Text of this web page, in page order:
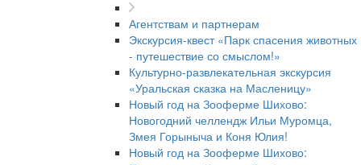
Агентствам и партнерам
Экскурсия-квест «Парк спасения животных
- путешествие со смыслом!»
Культурно-развлекательная экскурсия
«Уральская сказка на Масленицу»
Новый год на Зооферме Шихово:
Новогодний челлендж Ильи Муромца,
Змея Горыныча и Коня Юлия!
Новый год на Зооферме Шихово: